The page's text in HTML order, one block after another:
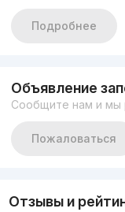
отличное. Цена: 66
осмотре. По
Подробнее
Объявление
Сообщите нам и мы
Пожаловаться
Отзывы и